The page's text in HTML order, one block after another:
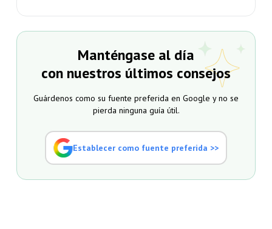
Manténgase al día
con nuestros últimos consejos
Guárdenos como su fuente preferida en Google y no se
pierda ninguna guía útil.
Establecer como fuente preferida >>